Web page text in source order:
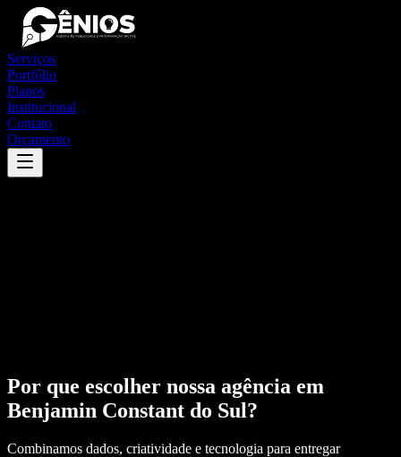
Serviços
Portfólio
Planos
Institucional
Contato
Orçamento
Por que escolher nossa agência em
Benjamin Constant do Sul?
Combinamos dados, criatividade e tecnologia para entregar